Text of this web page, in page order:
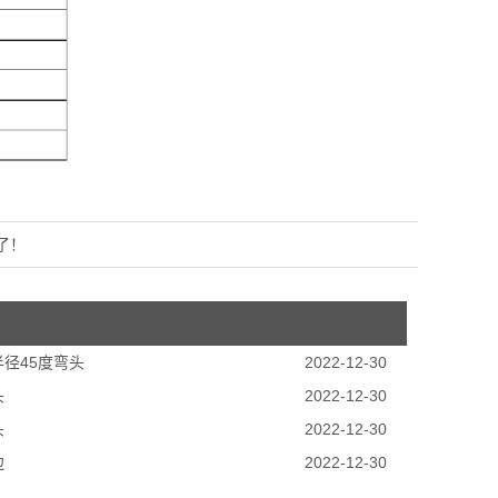
！
径45度弯头
2022-12-30
2022-12-30
2022-12-30
2022-12-30